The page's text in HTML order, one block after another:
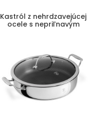
Kastról z nehrdzavejúcej
ocele s nepriľnavým